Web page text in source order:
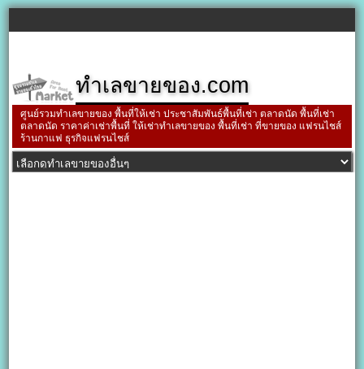
ทำเลขายของ.com
ศูนย์รวมทำเลขายของ พื้นที่ให้เช่า ประชาสัมพันธ์พื้นที่เช่า ตลาดนัด พื้นที่เช่า
ตลาดนัด ราคาค่าเช่าพื้นที่ ให้เช่าทำเลขายของ พื้นที่เช่า ที่ขายของ แฟรนไชส์
ร้านกาแฟ ธุรกิจแฟรนไชส์